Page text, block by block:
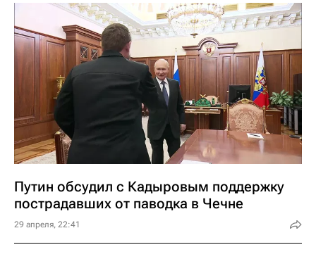
Путин обсудил с Кадыровым поддержку
пострадавших от паводка в Чечне
29 апреля, 22:41